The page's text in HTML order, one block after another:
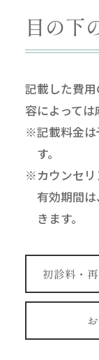
目の下
記載した費
容によっては
※記載料金は
す。
※カウンセリ
有効期間
きます。
初診料・